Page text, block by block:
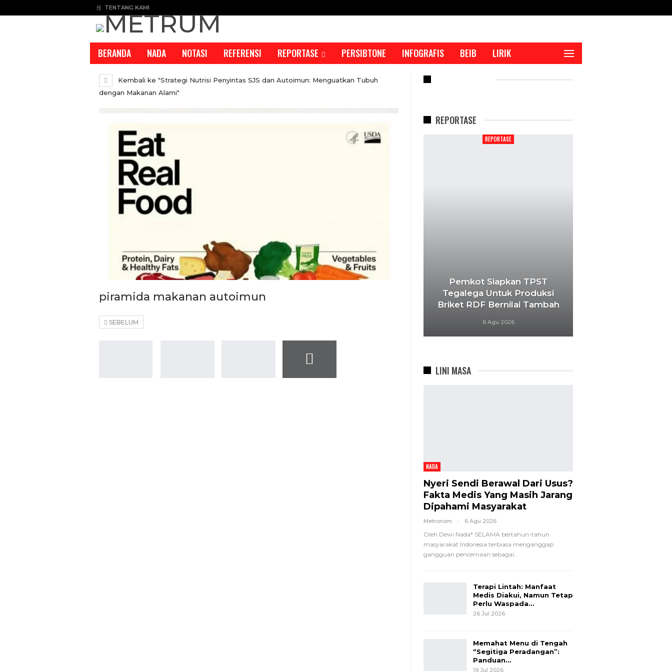
TENTANG KAMI
BERANDA NADA NOTASI REFERENSI REPORTASE PERSIBTONE INFOGRAFIS BEIB LIRIK
Kembali ke "Strategi Nutrisi Penyintas SJS dan Autoimun: Menguatkan Tubuh
dengan Makanan Alami"
piramida makanan autoimun
SEBELUM
REPORTASE
REPORTASE
Pemkot Siapkan TPST
Tegalega Untuk Produksi
Briket RDF Bernilai Tambah
6 Agu 2026
LINI MASA
NADA
Nyeri Sendi Berawal Dari Usus?
Fakta Medis Yang Masih Jarang
Dipahami Masyarakat
Metronom 6 Agu 2026
Oleh Dewi Nada* SELAMA bertahun-tahun
masyarakat Indonesia terbiasa menganggap
gangguan pencernaan sebagai…
Terapi Lintah: Manfaat
Medis Diakui, Namun Tetap
Perlu Waspada…
26 Jul 2026
Memahat Menu di Tengah
“Segitiga Peradangan”:
Panduan…
19 Jul 2026